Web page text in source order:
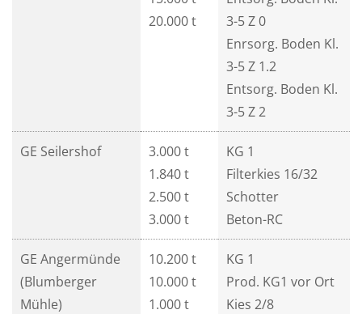
20.000 t
3-5 Z 0
Enrsorg. Boden Kl.
3-5 Z 1.2
Entsorg. Boden Kl.
3-5 Z 2
GE Seilershof
3.000 t
1.840 t
2.500 t
3.000 t
KG 1
Filterkies 16/32
Schotter
Beton-RC
GE Angermünde
(Blumberger
Mühle)
10.200 t
10.000 t
1.000 t
KG 1
Prod. KG1 vor Ort
Kies 2/8